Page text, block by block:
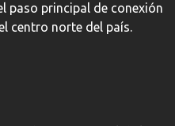
paso principal de conexión
centro norte del país.